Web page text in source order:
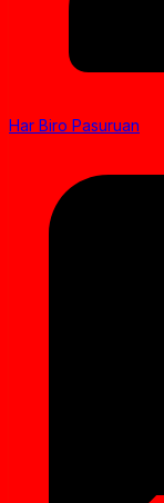
Har Biro Pasuruan